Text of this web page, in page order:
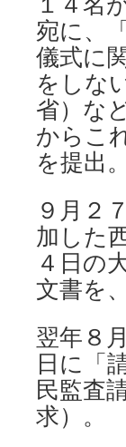
宛に、
儀式に
をしな
省）な
からこ
を提出。
９月２
加した
４日の
文書を
翌年８
日に「
民監査
求）。